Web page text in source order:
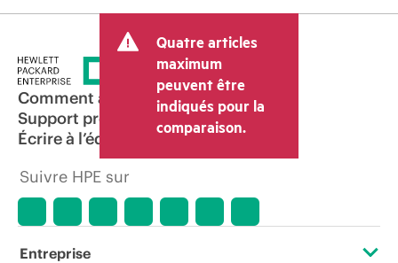
Quatre articles
maximum
peuvent être
indiqués pour la
comparaison.
Comment acheter
Support produit
Écrire à l’équipe commerciale
Suivre HPE sur
Entreprise